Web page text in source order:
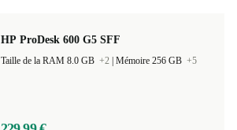
HP ProDesk 600 G5 SFF
Taille de la RAM 8.0 GB +2 Mémoire 256 GB +5